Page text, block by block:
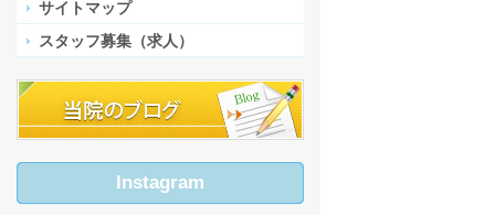
サイトマップ
スタッフ募集（求人）
Instagram